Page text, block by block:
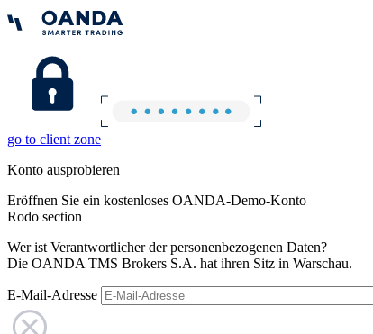
go to client zone
Konto ausprobieren
Eröffnen Sie ein kostenloses OANDA-Demo-Konto
Rodo section
Wer ist Verantwortlicher der personenbezogenen Daten?
Die OANDA TMS Brokers S.A. hat ihren Sitz in Warschau.
E-Mail-Adresse